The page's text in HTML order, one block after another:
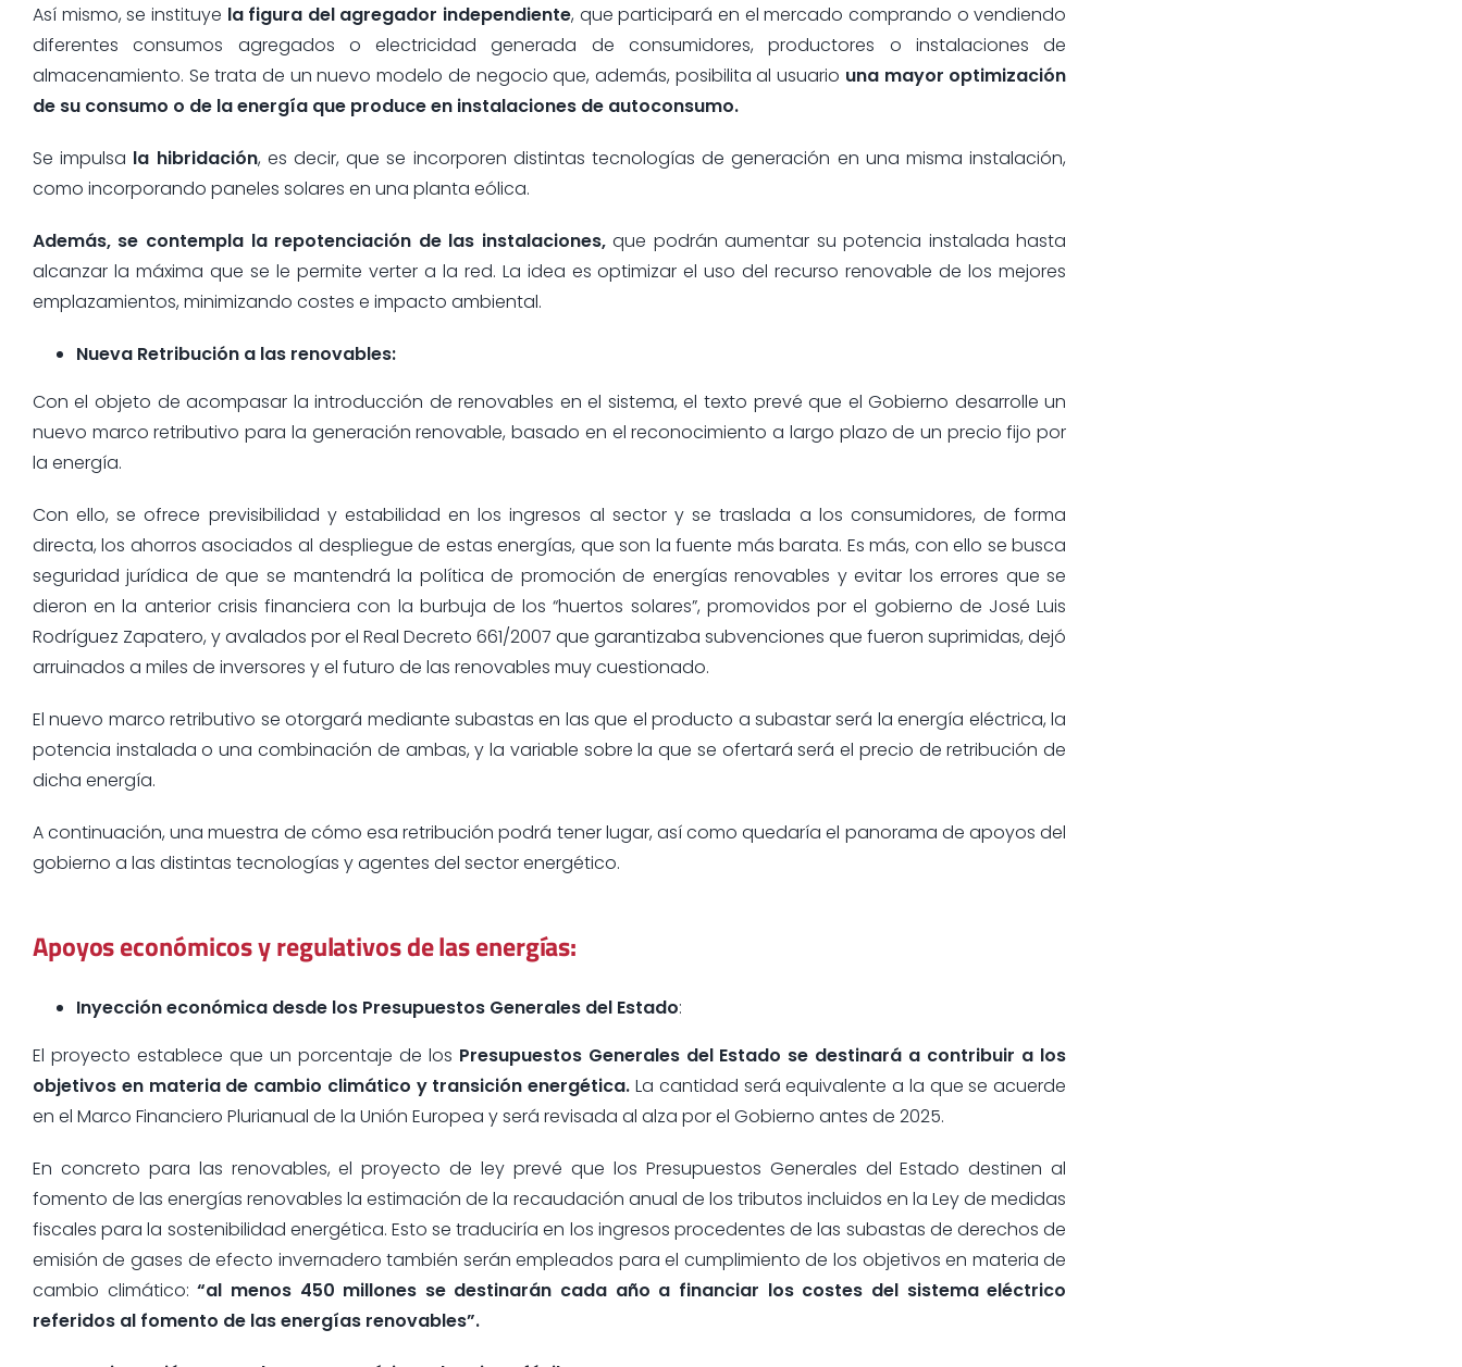
Así mismo, se instituye la figura del agregador independiente, que participará en el mercado comprando o vendiendo
diferentes consumos agregados o electricidad generada de consumidores, productores o instalaciones de
almacenamiento. Se trata de un nuevo modelo de negocio que, además, posibilita al usuario una mayor optimización
de su consumo o de la energía que produce en instalaciones de autoconsumo.
Se impulsa la hibridación, es decir, que se incorporen distintas tecnologías de generación en una misma instalación,
como incorporando paneles solares en una planta eólica.
Además, se contempla la repotenciación de las instalaciones,que podrán aumentar su potencia instalada hasta
alcanzar la máxima que se le permite verter a la red. La idea es optimizar el uso del recurso renovable de los mejores
emplazamientos, minimizando costes e impacto ambiental.
Nueva Retribución a las renovables:
Con el objeto de acompasar la introducción de renovables en el sistema, el texto prevé que el Gobierno desarrolle un
nuevo marco retributivo para la generación renovable, basado en el reconocimiento a largo plazo de un precio fijo por
la energía.
Con ello, se ofrece previsibilidad y estabilidad en los ingresos al sector y se traslada a los consumidores, de forma
directa, los ahorros asociados al despliegue de estas energías, que son la fuente más barata. Es más, con ello se busca
seguridad jurídica de que se mantendrá la política de promoción de energías renovables y evitar los errores que se
dieron en la anterior crisis financiera con la burbuja de los “huertos solares”, promovidos por el gobierno de José Luis
Rodríguez Zapatero, y avalados por el Real Decreto 661/2007 que garantizaba subvenciones que fueron suprimidas, dejó
arruinados a miles de inversores y el futuro de las renovables muy cuestionado.
El nuevo marco retributivo se otorgará mediante subastas en las que el producto a subastar será la energía eléctrica, la
potencia instalada o una combinación de ambas, y la variable sobre la que se ofertará será el precio de retribución de
dicha energía.
A continuación, una muestra de cómo esa retribución podrá tener lugar, así como quedaría el panorama de apoyos del
gobierno a las distintas tecnologías y agentes del sector energético.
Apoyos económicos y regulativos de las energías:
Inyección económica desde los Presupuestos Generales del Estado:
El proyecto establece que un porcentaje de los Presupuestos Generales del Estado se destinará a contribuir a los
objetivos en materia de cambio climático y transición energética. La cantidad será equivalente a la que se acuerde
en el Marco Financiero Plurianual de la Unión Europea y será revisada al alza por el Gobierno antes de 2025.
En concreto para las renovables, el proyecto de ley prevé que los Presupuestos Generales del Estado destinen al
fomento de las energías renovables la estimación de la recaudación anual de los tributos incluidos en la Ley de medidas
fiscales para la sostenibilidad energética. Esto se traduciría en los ingresos procedentes de las subastas de derechos de
emisión de gases de efecto invernadero también serán empleados para el cumplimiento de los objetivos en materia de
cambio climático:“al menos 450 millones se destinarán cada año a financiar los costes del sistema eléctrico
referidos al fomento de las energías renovables”.